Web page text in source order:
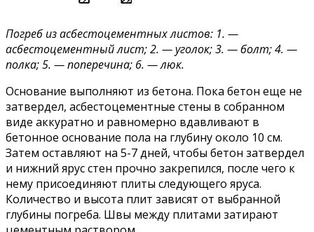
Погреб из асбестоцементных листов: 1. —
асбестоцементный лист; 2. — уголок; 3. — болт; 4. —
полка; 5. — поперечина; 6. — люк.
Основание выполняют из бетона. Пока бетон еще не
затвердел, асбестоцементные стены в собранном
виде аккуратно и равномерно вдавливают в
бетонное основание пола на глубину около 10 см.
Затем оставляют на 5-7 дней, чтобы бетон затвердел
и нижний ярус стен прочно закрепился, после чего к
нему присоединяют плиты следующего яруса.
Количество и высота плит зависят от выбранной
глубины погреба. Швы между плитами затирают